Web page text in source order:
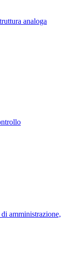
analoga
amministrazione,